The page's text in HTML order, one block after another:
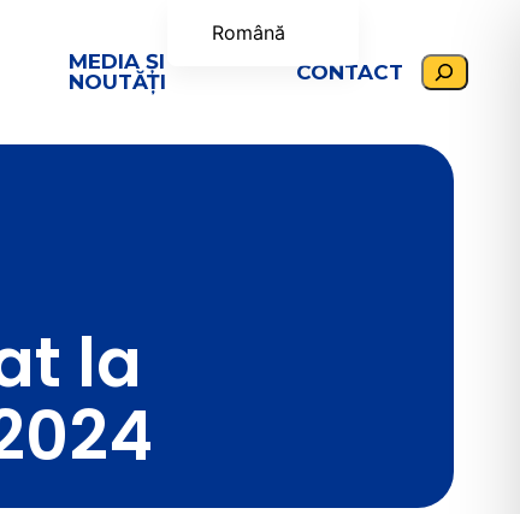
MEDIA ȘI
NOUTĂȚI
CONTACT Search
la
Română
English (UK)